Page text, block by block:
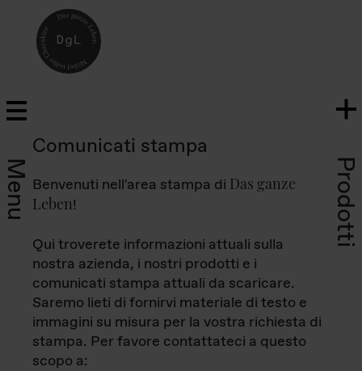
Menu Prodotti
Comunicati stampa
Benvenuti nell'area stampa di Das ganze
Leben!
Qui troverete informazioni attuali sulla
nostra azienda, i nostri prodotti e i
comunicati stampa attuali da scaricare.
Saremo lieti di fornirvi materiale di testo e
immagini su misura per la vostra richiesta di
stampa. Per favore contattateci a questo
scopo a: